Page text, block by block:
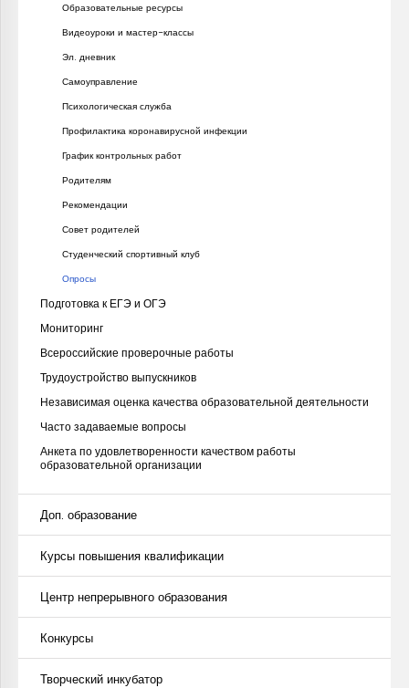
Образовательные ресурсы
Видеоуроки и мастер-классы
Эл. дневник
Самоуправление
Психологическая служба
Профилактика коронавирусной инфекции
График контрольных работ
Родителям
Рекомендации
Совет родителей
Студенческий спортивный клуб
Опросы
Подготовка к ЕГЭ и ОГЭ
Мониторинг
Всероссийские проверочные работы
Трудоустройство выпускников
Независимая оценка качества образовательной деятельности
Часто задаваемые вопросы
Анкета по удовлетворенности качеством работы
образовательной организации
Доп. образование
Курсы повышения квалификации
Центр непрерывного образования
Конкурсы
Творческий инкубатор